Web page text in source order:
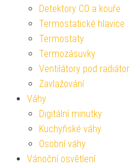
Detektory CO a kouře
Termostatické hlavice
Termostaty
Termozásuvky
Ventilátory pod radiátor
Zavlažování
Váhy
Digitální minutky
Kuchyňské váhy
Osobní váhy
Vánoční osvětlení